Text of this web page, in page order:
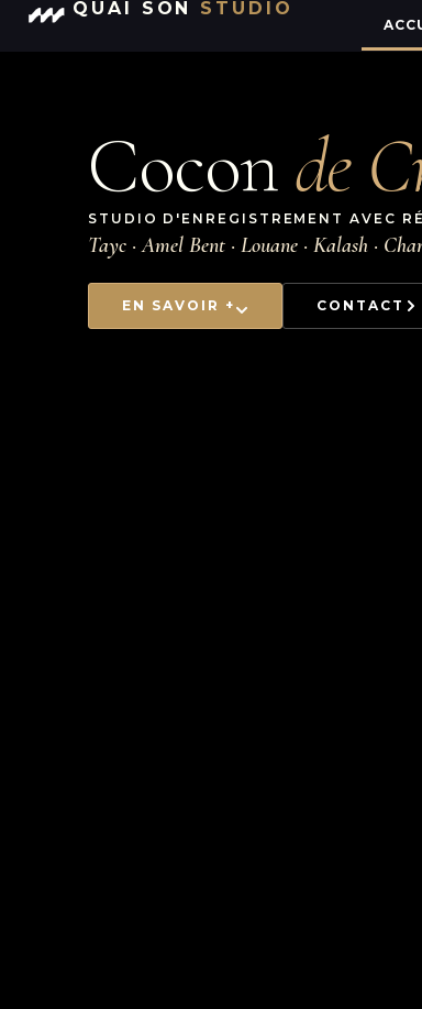
QUAI SON STUDIO
Coconde
STUDIO D'ENREGISTREMENT AVEC
Tayc · Amel Bent · Louane · Kalash ·
EN SAVOIR + CONTACT